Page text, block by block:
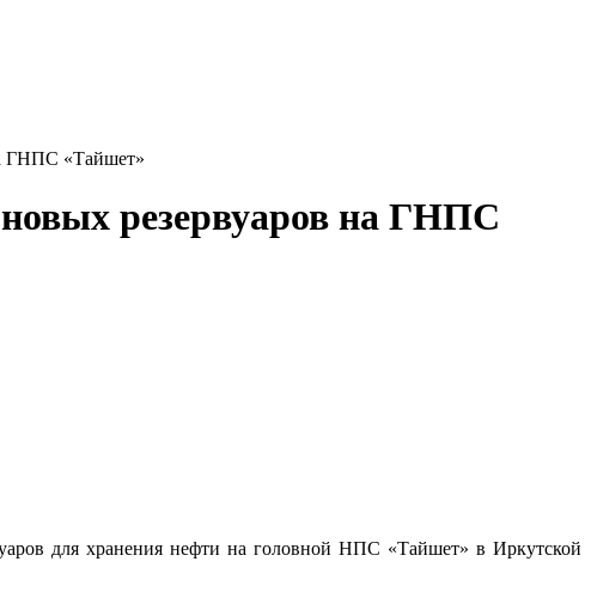
ГНПС «Тайшет»
резервуаров на ГНПС
для хранения нефти на головной НПС «Тайшет» в Иркутской